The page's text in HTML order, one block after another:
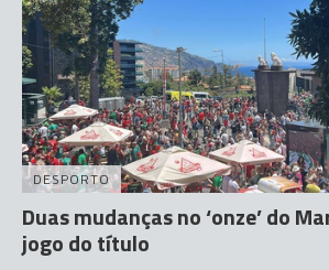
DESPORTO
Duas mudanças no ‘onze’ do
jogo do título